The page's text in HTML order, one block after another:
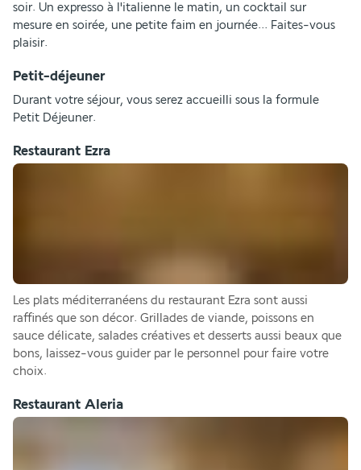
soir. Un expresso à l'italienne le matin, un cocktail sur
mesure en soirée, une petite faim en journée... Faites-vous
plaisir.
Petit-déjeuner
Durant votre séjour, vous serez accueilli sous la formule
Petit Déjeuner.
Restaurant Ezra
Les plats méditerranéens du restaurant Ezra sont aussi
raffinés que son décor. Grillades de viande, poissons en
sauce délicate, salades créatives et desserts aussi beaux que
bons, laissez-vous guider par le personnel pour faire votre
choix.
Restaurant Aleria